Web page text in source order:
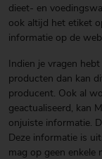
dieet- en
ook altijd het etiket
informatie op de
Indien je vragen
producten dan kan
producent. Ook al
geactualiseerd, kan
onjuiste informatie.
Deze informatie is
mag op geen enkele